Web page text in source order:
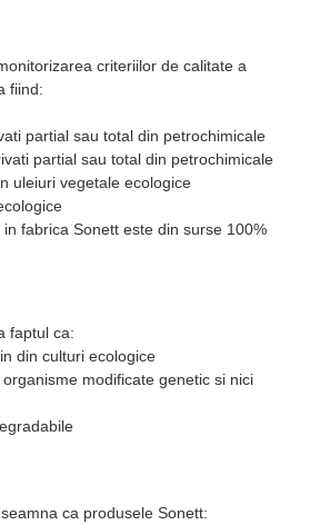
criteriilor de calitate a
fiind:
partial sau total din petrochimicale
partial sau total din petrochimicale
uleiuri vegetale ecologice
fabrica Sonett este din surse 100%
faptul ca:
din culturi ecologice
modificate genetic si nici
ca produsele Sonett: